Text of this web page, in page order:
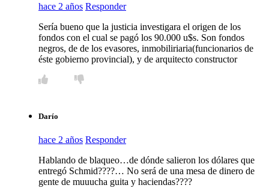
hace 2 años Responder
Sería bueno que la justicia investigara el origen de los
fondos con el cual se pagó los 90.000 u$s. Son fondos
negros, de de los evasores, inmobiliriaria(funcionarios de
éste gobierno provincial), y de arquitecto constructor
Darío
hace 2 años Responder
Hablando de blaqueo…de dónde salieron los dólares que
entregó Schmid????… No será de una mesa de dinero de
gente de muuucha guita y haciendas????